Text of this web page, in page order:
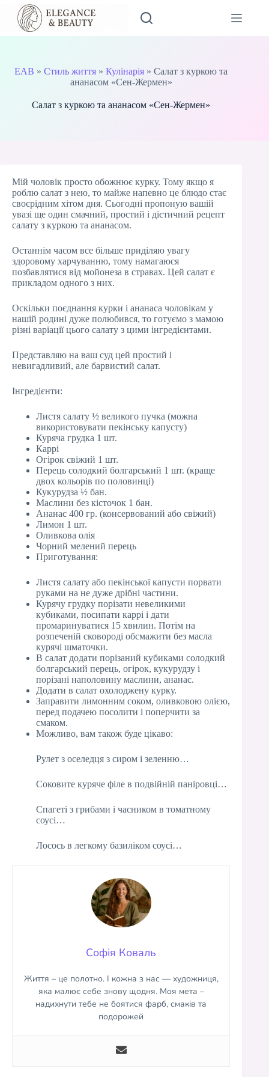
Перейти
вмісту
EAB »Стиль життя »Кулінарія »Салат з куркою та
ананасом «Сен-Жермен»
Салат з куркою та ананасом «Сен-Жермен»
Мій чоловік просто обожнює курку. Тому якщо я
роблю салат з нею, то майже напевно це блюдо стає
своєрідним хітом дня. Сьогодні пропоную вашій
увазі ще один смачний, простий і дієтичний рецепт
салату з куркою та ананасом.
Останнім часом все більше приділяю увагу
здоровому харчуванню, тому намагаюся
позбавлятися від мойонеза в стравах. Цей салат є
прикладом одного з них.
Оскільки поєднання курки і ананаса чоловікам у
нашій родині дуже полюбився, то готуємо з мамою
різні варіації цього салату з цими інгредієнтами.
Представляю на ваш суд цей простий і
невигадливий, але барвистий салат.
Інгредієнти:
Листя салату ½ великого пучка (можна
використовувати пекінську капусту)
Куряча грудка 1 шт.
Каррі
Огірок свіжий 1 шт.
Перець солодкий болгарський 1 шт. (краще
двох кольорів по половинці)
Кукурудза ½ бан.
Маслини без кісточок 1 бан.
Ананас 400 гр. (консервований або свіжий)
Лимон 1 шт.
Оливкова олія
Чорний мелений перець
Приготування:
Листя салату або пекінської капусти порвати
руками на не дуже дрібні частини.
Курячу грудку порізати невеликими
кубиками, посипати каррі і дати
промаринуватися 15 хвилин. Потім на
розпеченій сковороді обсмажити без масла
курячі шматочки.
В салат додати порізаний кубиками солодкий
болгарський перець, огірок, кукурудзу і
порізані наполовину маслини, ананас.
Додати в салат охолоджену курку.
Заправити лимонним соком, оливковою олією,
перед подачею посолити і поперчити за
смаком.
Можливо, вам також буде цікаво:
Рулет з оселедця з сиром і зеленню…
Соковите куряче філе в подвійній паніровці…
Спагеті з грибами і часником в томатному
соусі…
Лосось в легкому базиліком соусі…
Софія Коваль
Життя – це полотно. І кожна з нас — художниця,
яка малює себе знову щодня. Моя мета –
надихнути тебе не боятися фарб, смаків та
подорожей